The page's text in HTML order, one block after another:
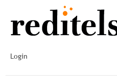
Login